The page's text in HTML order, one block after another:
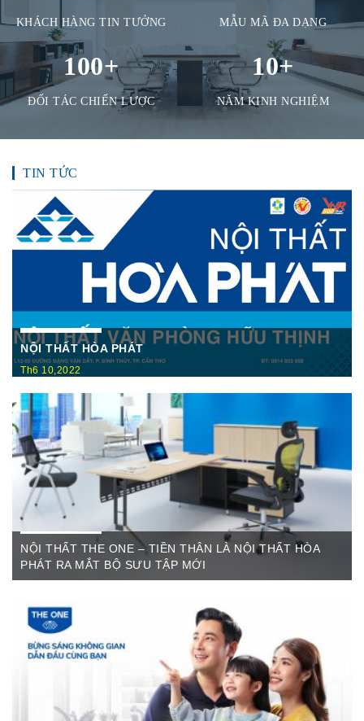
KHÁCH HÀNG TIN TƯỞNG MẪU MÃ ĐA DẠNG
100+
ĐỐI TÁC CHIẾN LƯỢC
10+
NĂM KINH NGHIỆM
TIN TỨC
NỘI THẤT HÒA PHÁT
Th6 10,2022
Nội Thất Hòa Phátt Cần Thơ Là nơi trưng bày và cung cấp
các sản phẩm như: Bàn văn phòng, ghế xoay văn phòng, tủ hồ
sơ, két sắt,…Của cty CP Nội Thất Hòa Phát( Nội thất The
One) có địa ...
NỘI THẤT THE ONE – TIỀN THÂN LÀ NỘI THẤT HÒA
PHÁT RA MẮT BỘ SƯU TẬP MỚI
The One Cần Thơ Thông báo về việc thay đổi thương hiệu Nội
Thất Hòa Phát Ngày ...